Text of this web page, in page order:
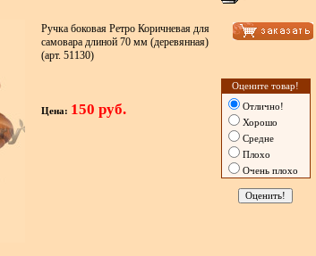
Ручка боковая Ретро Коричневая для
самовара длиной 70 мм (деревянная)
(арт. 51130)
Цена: 150 руб.
Оцените товар!
Отлично!
Хорошо
Средне
Плохо
Очень плохо